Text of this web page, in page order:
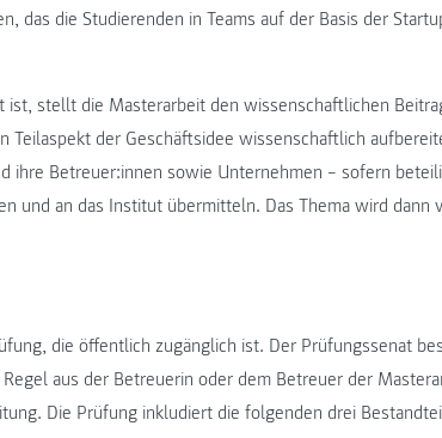
das die Studierenden in Teams auf der Basis der
ist, stellt die Masterarbeit den wissenschaftlichen
Teilaspekt der Geschäftsidee wissenschaftlich
ihre Betreuer:innen sowie Unternehmen – sofern
und an das Institut übermitteln. Das Thema wird dann
die öffentlich zugänglich ist. Der Prüfungssenat
aus der Betreuerin oder dem Betreuer der
Die Prüfung inkludiert die folgenden drei